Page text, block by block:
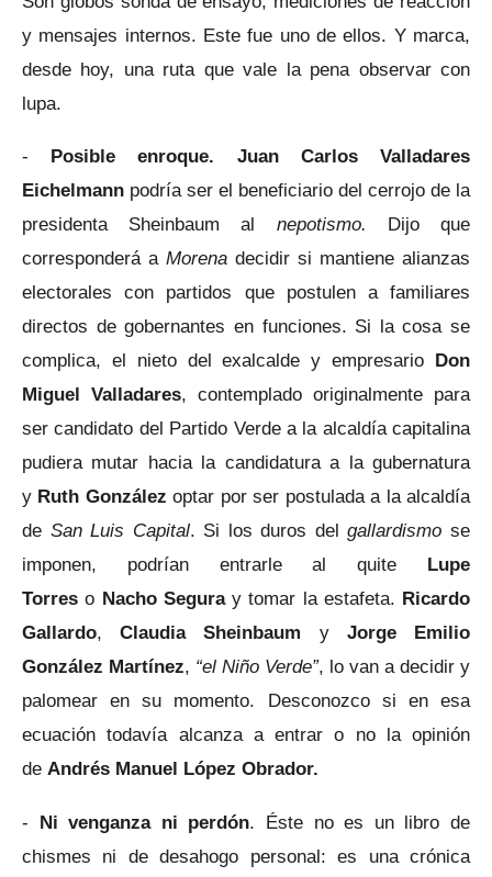
y mensajes internos. Este fue uno de ellos. Y marca,
desde hoy, una ruta que vale la pena observar con
lupa.
- Posible enroque.
Juan Carlos Valladares
Eichelmann podría ser el beneficiario del cerrojo de la
presidenta Sheinbaum al
nepotismo. Dijo que
corresponderá a Morena decidir si mantiene alianzas
electorales con partidos que postulen a familiares
directos de gobernantes en funciones. Si la cosa se
complica, el nieto del exalcalde y empresario Don
Miguel Valladares, contemplado originalmente para
ser candidato del Partido Verde a la alcaldía capitalina
pudiera mutar hacia la candidatura a la gubernatura
y Ruth González optar por ser postulada a la alcaldía
de San Luis Capital. Si los duros del gallardismo se
imponen, podrían entrarle al quite
Lupe
Torres o Nacho Segura y tomar la estafeta. Ricardo
Gallardo, Claudia Sheinbaum y
Jorge Emilio
González Martínez, “el Niño Verde”, lo van a decidir y
palomear en su momento. Desconozco si en esa
ecuación todavía alcanza a entrar o no la opinión
de Andrés Manuel López Obrador.
- Ni venganza ni perdón. Éste no es un libro de
chismes ni de desahogo personal: es una crónica